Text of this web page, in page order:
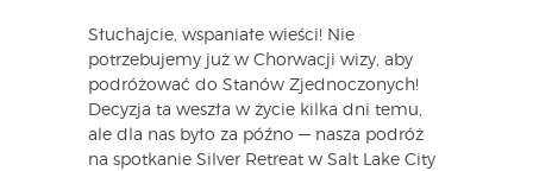
Słuchajcie, wspaniałe wieści! Nie
potrzebujemy już w Chorwacji wizy, aby
podróżować do Stanów Zjednoczonych!
Decyzja ta weszła w życie kilka dni temu,
ale dla nas było za późno — nasza podróż
na spotkanie Silver Retreat w Salt Lake City